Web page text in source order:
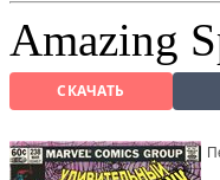
Amazing
СКАЧАТЬ